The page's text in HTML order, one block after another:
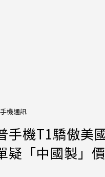
手機通訊
手機T1驕傲美
疑「中國製」